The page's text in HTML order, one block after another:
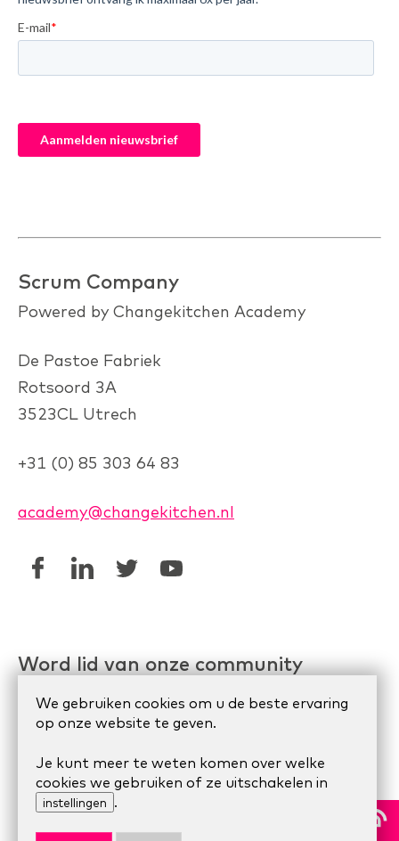
Scrum Company
Powered by Changekitchen Academy
De Pastoe Fabriek
Rotsoord 3A
3523CL Utrech
+31 (0) 85 303 64 83
academy@changekitchen.nl
Word lid van onze community
Linkedin AgileHR
Meetup Organize Agile
© 2024 Scrum Company.
We gebruiken cookies om u de beste ervaring
op onze website te geven.
Je kunt meer te weten komen over welke
cookies we gebruiken of ze uitschakelen in
instellingen .